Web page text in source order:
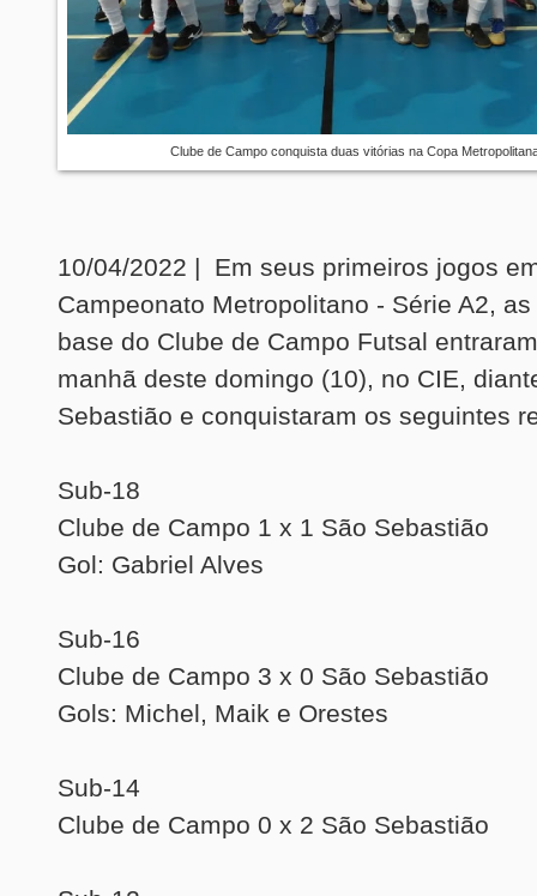
Clube de Campo conquista duas vitórias na Copa
10/04/2022 | Em seus primeiros jogos
Campeonato Metropolitano - Série A2,
base do Clube de Campo Futsal
manhã deste domingo (10), no CIE,
Sebastião e conquistaram os seguintes
Sub-18
Clube de Campo 1 x 1 São Sebastião
Gol: Gabriel Alves
Sub-16
Clube de Campo 3 x 0 São Sebastião
Gols: Michel, Maik e Orestes
Sub-14
Clube de Campo 0 x 2 São Sebastião